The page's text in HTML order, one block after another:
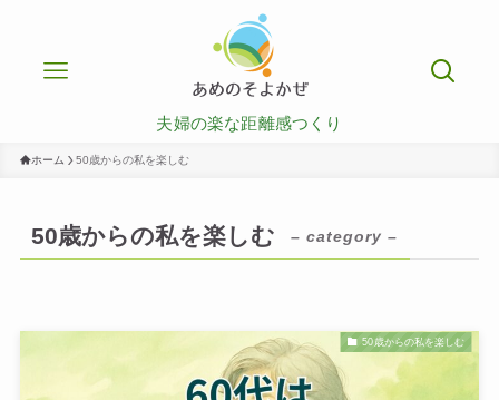
夫婦の楽な距離感つくり
ホーム 50歳からの私を楽しむ
50歳からの私を楽しむ – category –
50歳からの私を楽しむ